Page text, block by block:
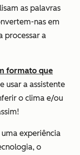
as palavras
nas em
processar a
formato que
usar a assistente
o clima e/ou
experiência
o